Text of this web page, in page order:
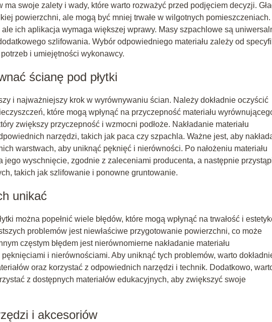
ma swoje zalety i wady, które warto rozważyć przed podjęciem decyzji.
powierzchni, ale mogą być mniej trwałe w wilgotnych pomieszczeniach.
ich aplikacja wymaga większej wprawy. Masy szpachlowe są
szlifowania. Wybór odpowiedniego materiału zależy od
i umiejętności wykonawcy.
ścianę pod płytki
i najważniejszy krok w wyrównywaniu ścian. Należy dokładnie oczyścić
które mogą wpłynąć na przyczepność materiału
zwiększy przyczepność i wzmocni podłoże. Nakładanie materiału
narzędzi, takich jak paca czy szpachla. Ważne jest, aby
warstwach, aby uniknąć pęknięć i nierówności. Po nałożeniu materiału
jego wyschnięcie, zgodnie z zaleceniami producenta, a następnie
takich jak szlifowanie i ponowne gruntowanie.
unikać
można popełnić wiele błędów, które mogą wpłynąć na trwałość i
problemów jest niewłaściwe przygotowanie powierzchni, co może
częstym błędem jest nierównomierne nakładanie materiału
i nierównościami. Aby uniknąć tych problemów, warto
oraz korzystać z odpowiednich narzędzi i technik. Dodatkowo,
z dostępnych materiałów edukacyjnych, aby zwiększyć swoje
i akcesoriów